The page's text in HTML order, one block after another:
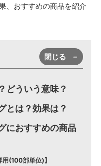
、おすすめの商品を紹介
閉じる －
どういう意味？
とは？効果は？
におすすめの商品
(100部単位)】